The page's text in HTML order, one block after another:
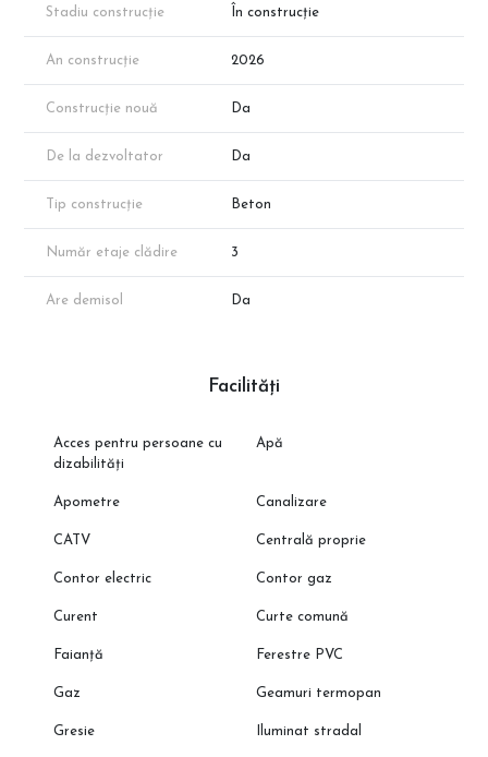
Stadiu construcție În construcție
An construcție 2026
Construcție nouă Da
De la dezvoltator Da
Tip construcție Beton
Număr etaje clădire 3
Are demisol Da
Facilități
Acces pentru persoane cu
dizabilități
Apă
Apometre Canalizare
CATV Centrală proprie
Contor electric Contor gaz
Curent Curte comună
Faianță Ferestre PVC
Gaz Geamuri termopan
Gresie Iluminat stradal